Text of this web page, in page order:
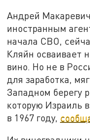
Андрей
иностранным
начала СВО,
Кляйн осваивает
вино. Но не в
для заработка,
Западном берегу
которую Израиль
в 1967 году,